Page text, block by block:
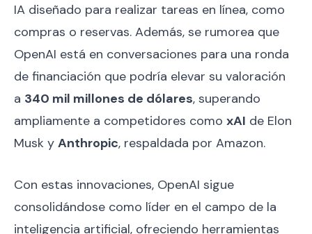
IA diseñado para realizar tareas en línea, como
compras o reservas. Además, se rumorea que
OpenAI está en conversaciones para una ronda
de financiación que podría elevar su valoración
a 340 mil millones de dólares, superando
ampliamente a competidores como xAI de Elon
Musk y Anthropic, respaldada por Amazon.
Con estas innovaciones, OpenAI sigue
consolidándose como líder en el campo de la
inteligencia artificial, ofreciendo herramientas